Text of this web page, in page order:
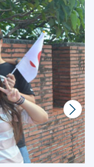
下一則